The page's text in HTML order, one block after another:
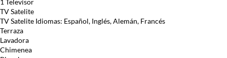
1 Televisor
TV Satelite
TV Satelite Idiomas: Español, Inglés, Alemán, Francés
Terraza
Lavadora
Chimenea